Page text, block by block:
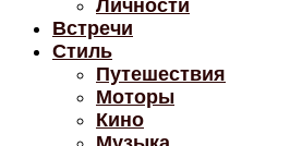
Личности
Встречи
Стиль
Путешествия
Моторы
Кино